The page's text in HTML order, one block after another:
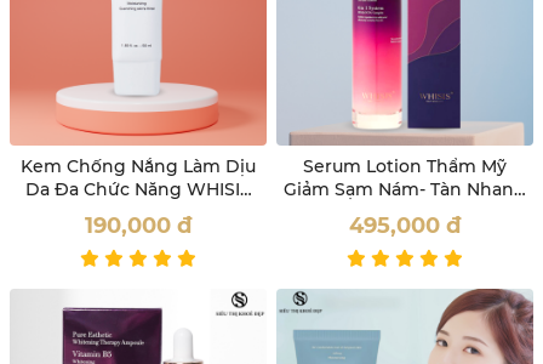
Kem Chống Nắng Làm Dịu
Da Đa Chức Năng WHISIS
Intensive Triple-Shield
Sunscreen
190,000 đ
Serum Lotion Thẩm Mỹ
Giảm Sạm Nám- Tàn Nhang
Whisis 100ml
495,000 đ